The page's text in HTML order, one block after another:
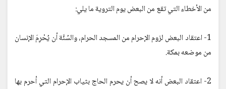
من الأخطاء التي تقع من البعض يوم التروية ما يلي:
1- اعتقاد البعض لزوم الإحرام من المسجد الحرام، والسُنَّة أن يُحْرِمَ الإنسان
من موضعه بمكة.
2- اعتقاد البعض أنه لا يصح أن يحرم الحاج بثياب الإحرام التي أحرم بها